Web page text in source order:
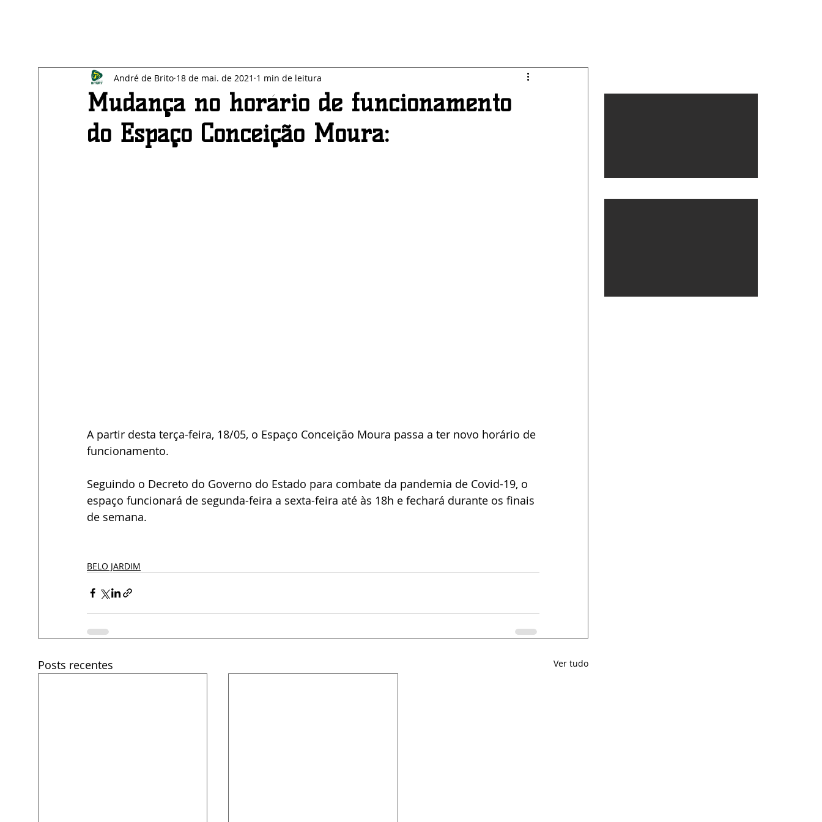
ECONOMIA AGRESTE
Mudança no horário de funcionamento
do Espaço Conceição Moura:
André de Brito 18 de mai. de 2021 1 min de leitura
A partir desta terça-feira, 18/05, o Espaço Conceição Moura passa a ter novo horário de
funcionamento.
Seguindo o Decreto do Governo do Estado para combate da pandemia de Covid-19, o
espaço funcionará de segunda-feira a sexta-feira até às 18h e fechará durante os finais
de semana.
BELO JARDIM
Posts recentes Ver tudo